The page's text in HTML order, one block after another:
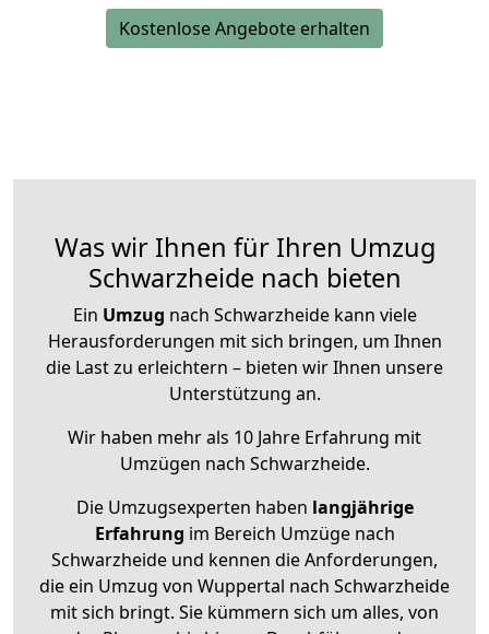
Kostenlose Angebote erhalten
Was wir Ihnen für Ihren Umzug
Schwarzheide nach bieten
Ein Umzug nach Schwarzheide kann viele
Herausforderungen mit sich bringen, um Ihnen
die Last zu erleichtern – bieten wir Ihnen unsere
Unterstützung an.
Wir haben mehr als 10 Jahre Erfahrung mit
Umzügen nach Schwarzheide.
Die Umzugsexperten haben langjährige
Erfahrung im Bereich Umzüge nach
Schwarzheide und kennen die Anforderungen,
die ein Umzug von Wuppertal nach Schwarzheide
mit sich bringt. Sie kümmern sich um alles, von